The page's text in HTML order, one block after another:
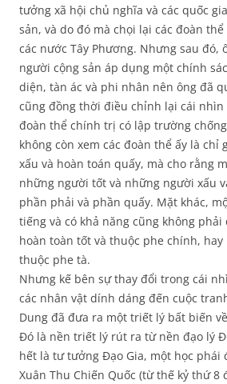
tưởng xã hội chủ nghĩa và các quốc
sản, và do đó mà chọi lại các đoàn
các nước Tây Phương. Nhưng sau đó,
người cộng sản áp dụng một chính
diện, tàn ác và phi nhân nên ông đã
cũng đồng thời điều chỉnh lại cái nhìn
đoàn thể chính trị có lập trường
không còn xem các đoàn thể ấy là chỉ
xấu và hoàn toán quấy, mà cho rằng
những người tốt và những người xấu
phần phải và phần quấy. Mặt khác,
tiếng và có khả năng cũng không
hoàn toàn tốt và thuộc phe chính, hay
thuộc phe tà.
Nhưng kế bên sự thay đổi trong cái
các nhân vật dính dáng đến cuộc
Dung đã đưa ra một triết lý bất biến
Đó là nền triết lý rút ra từ nền đạo lý
hết là tư tưởng Đạo Gia, một học phái
Xuân Thu Chiến Quốc (từ thế kỷ thứ 8